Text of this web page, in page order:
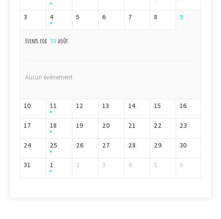
3 4 5 6 7 8 9
Events for 9th août
Aucun événement
10 11 12 13 14 15 16
17 18 19 20 21 22 23
24 25 26 27 28 29 30
31 1 2 3 4 5 6